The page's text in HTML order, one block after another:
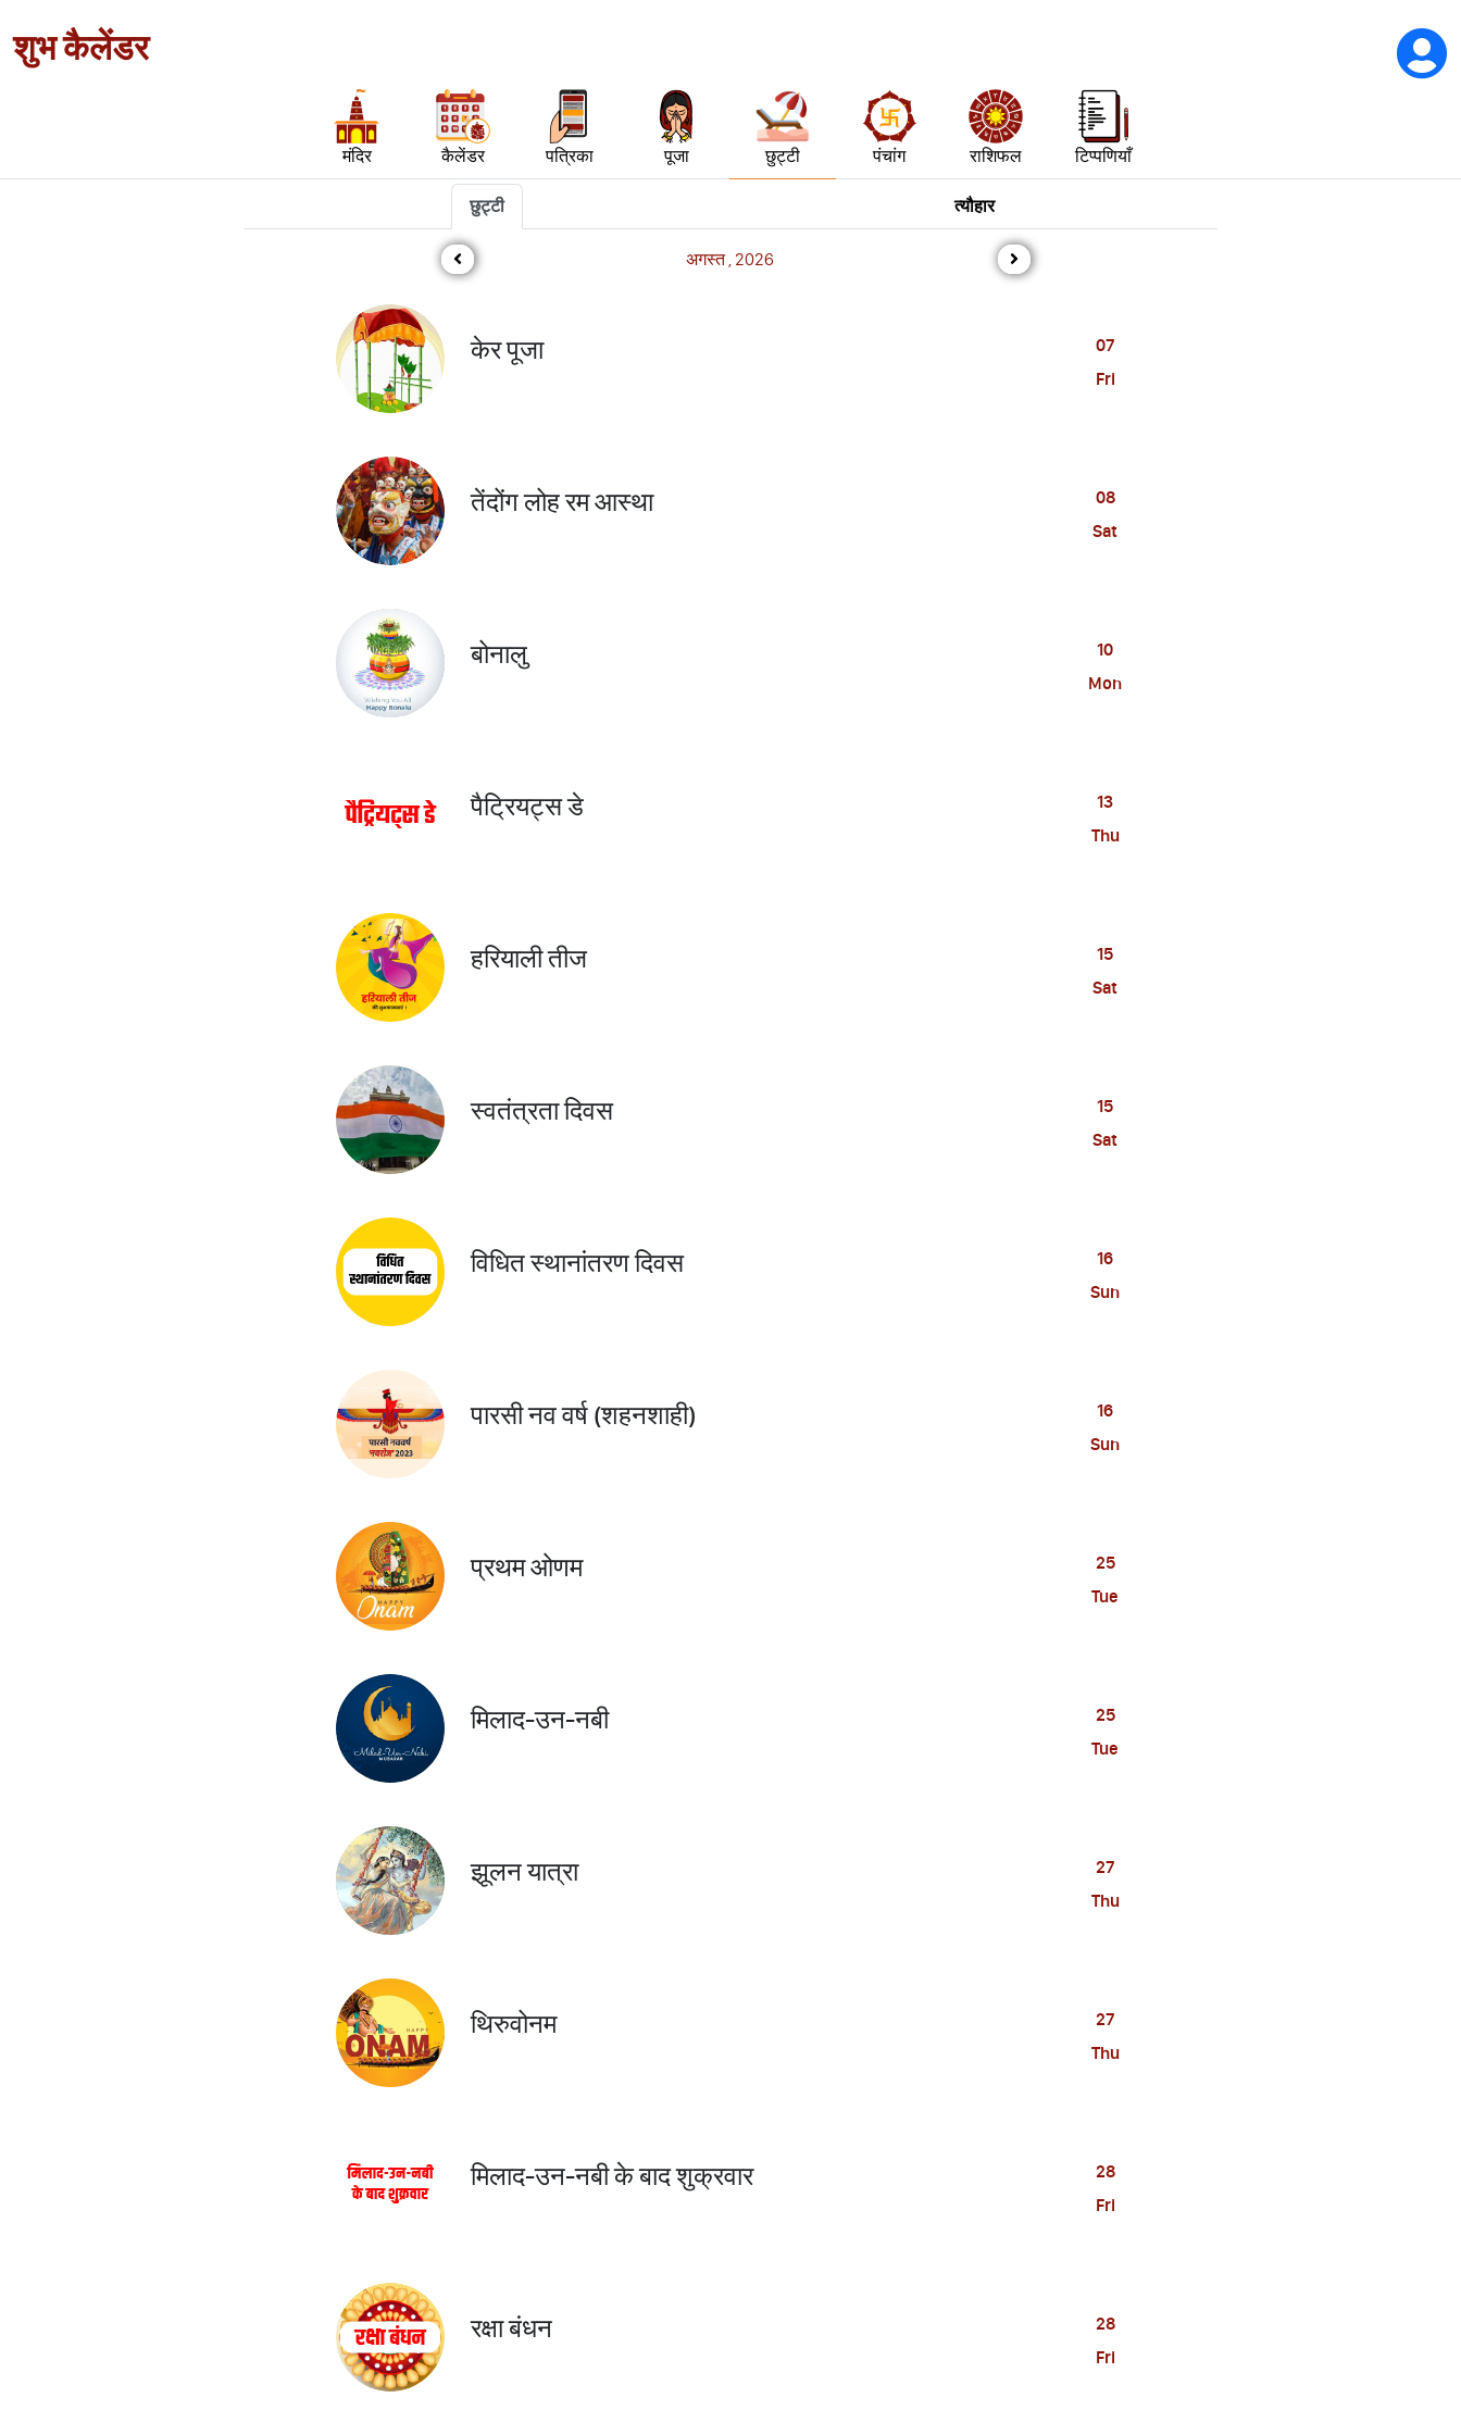
शुभ कैलेंडर
मंदिर कैलेंडर पत्रिका पूजा छुट्टी पंचांग राशिफल टिप्पणियाँ
छुट्टी त्यौहार
अगस्त, 2026
केर पूजा
07
Fri
तेंदोंग लोह रम आस्था
08
Sat
बोनालु
10
Mon
पैट्रियट्स डे
13
Thu
हरियाली तीज
15
Sat
स्वतंत्रता दिवस
15
Sat
विधित स्थानांतरण दिवस
16
Sun
पारसी नव वर्ष (शहनशाही)
16
Sun
प्रथम ओणम
25
Tue
मिलाद-उन-नबी
25
Tue
झूलन यात्रा
27
Thu
थिरुवोनम
27
Thu
मिलाद-उन-नबी के बाद शुक्रवार
28
Fri
रक्षा बंधन
28
Fri